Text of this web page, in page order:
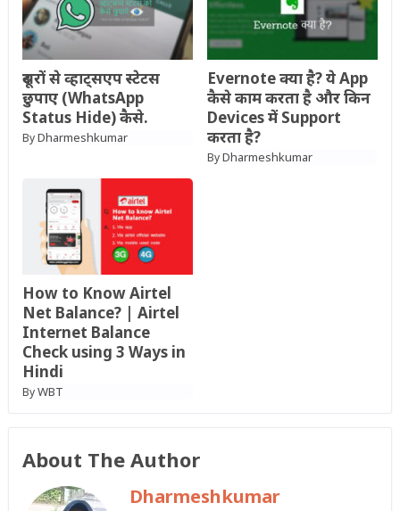
दूसरों से व्हाट्सएप स्टेटस
छुपाए (WhatsApp
Status Hide) कैसे.
ByDharmeshkumar
Evernote क्या है? ये App
कैसे काम करता है और किन
Devices में Support
करता है?
ByDharmeshkumar
How to Know Airtel
Net Balance? | Airtel
Internet Balance
Check using 3 Ways in
Hindi
ByWBT
About The Author
Dharmeshkumar